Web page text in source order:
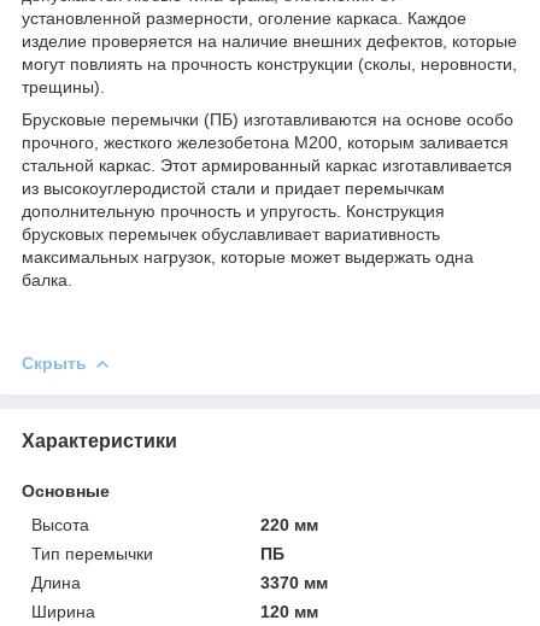
установленной размерности, оголение каркаса. Каждое
изделие проверяется на наличие внешних дефектов, которые
могут повлиять на прочность конструкции (сколы, неровности,
трещины).
Брусковые перемычки (ПБ) изготавливаются на основе особо
прочного, жесткого железобетона М200, которым заливается
стальной каркас. Этот армированный каркас изготавливается
из высокоуглеродистой стали и придает перемычкам
дополнительную прочность и упругость. Конструкция
брусковых перемычек обуславливает вариативность
максимальных нагрузок, которые может выдержать одна
балка.
Скрыть
Характеристики
Основные
Высота
220 мм
Тип перемычки
ПБ
Длина
3370 мм
Ширина
120 мм